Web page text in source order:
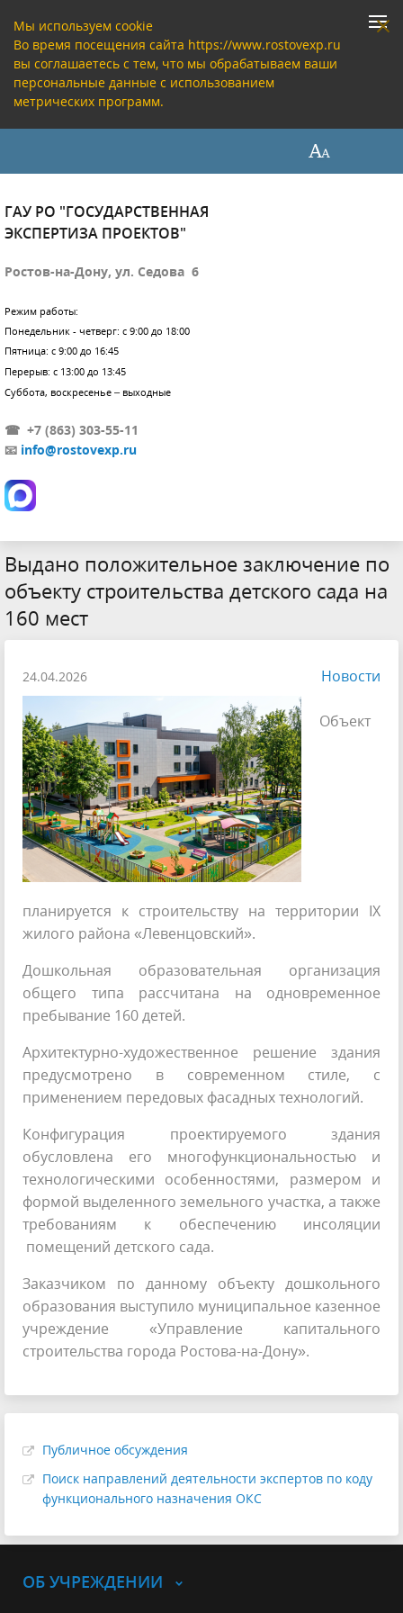
Мы используем cookie
Во время посещения сайта https://www.rostovexp.ru
вы соглашаетесь с тем, что мы обрабатываем ваши
персональные данные с использованием
метрических программ.
ГАУ РО "ГОСУДАРСТВЕННАЯ
ЭКСПЕРТИЗА ПРОЕКТОВ"
Ростов-на-Дону, ул. Седова 6
Режим работы:
Понедельник - четверг: с 9:00 до 18:00
Пятница: с 9:00 до 16:45
Перерыв: с 13:00 до 13:45
Суббота, воскресенье – выходные
☎ +7 (863) 303-55-11
📧 info@rostovexp.ru
Выдано положительное заключение по
объекту строительства детского сада на
160 мест
24.04.2026 Новости
Объект
планируется к строительству на территории IX
жилого района «Левенцовский».
Дошкольная образовательная организация
общего типа рассчитана на одновременное
пребывание 160 детей.
Архитектурно-художественное решение здания
предусмотрено в современном стиле, с
применением передовых фасадных технологий.
Конфигурация проектируемого здания
обусловлена его многофункциональностью и
технологическими особенностями, размером и
формой выделенного земельного участка, а также
требованиям к обеспечению инсоляции
помещений детского сада.
Заказчиком по данному объекту дошкольного
образования выступило муниципальное казенное
учреждение «Управление капитального
строительства города Ростова-на-Дону».
Публичное обсуждения
Поиск направлений деятельности экспертов по коду
функционального назначения ОКС
ОБ УЧРЕЖДЕНИИ